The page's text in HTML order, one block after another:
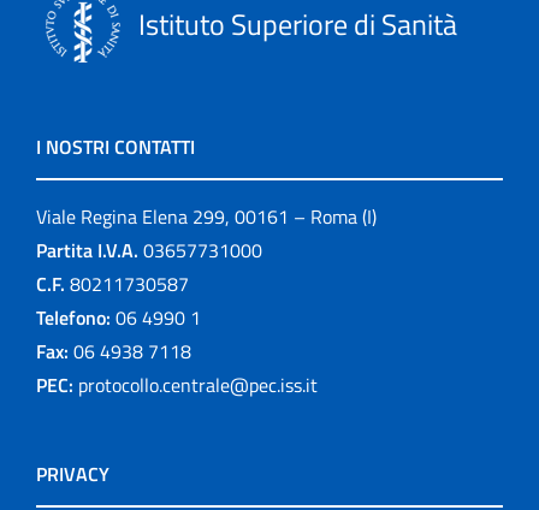
Istituto Superiore di Sanità
I NOSTRI CONTATTI
Viale Regina Elena 299, 00161 – Roma (I)
Partita I.V.A. 03657731000
C.F. 80211730587
Telefono: 06 4990 1
Fax: 06 4938 7118
PEC: protocollo.centrale@pec.iss.it
PRIVACY